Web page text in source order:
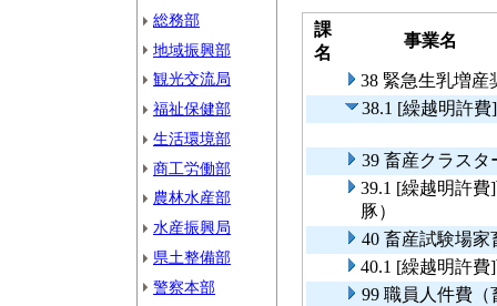
総務部
地域振興部
観光交流局
福祉保健部
生活環境部
商工労働部
農林水産部
水産振興局
県土整備部
警察本部
課
名
事業名
38 緊急生乳増産
38.1 [繰越明許
39 畜産クラス
39.1 [繰越明許
豚）
40 畜産試験場
40.1 [繰越明許
99 職員人件費（